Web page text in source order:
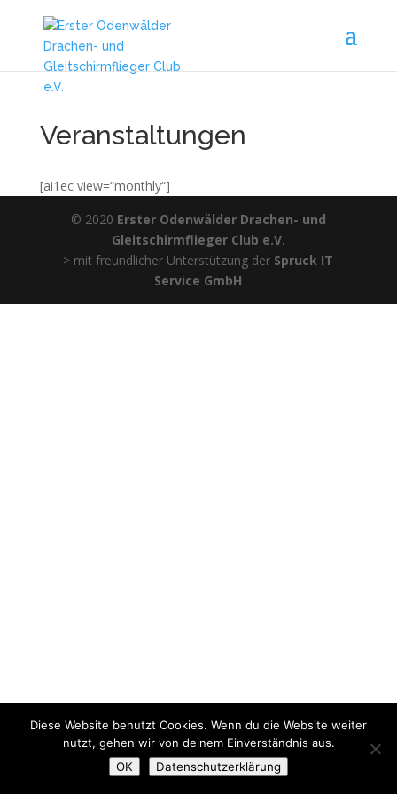
Veranstaltungen
[ai1ec view=“monthly“]
© 2020 Erster Odenwälder Drachen- und
Gleitschirmflieger Club e.V.
> mit freundlicher Unterstützung der Spruck IT
Service GmbH
Diese Website benutzt Cookies. Wenn du die Website weiter
nutzt, gehen wir von deinem Einverständnis aus.
OK
Datenschutzerklärung